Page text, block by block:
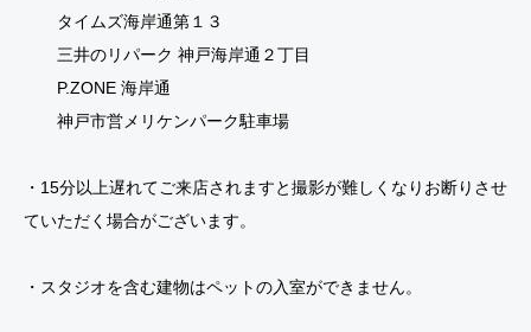
タイムズ海岸通第１３
三井のリパーク 神戸海岸通２丁目
P.ZONE 海岸通
神戸市営メリケンパーク駐車場
・15分以上遅れてご来店されますと撮影が難しくなりお断りさせ
ていただく場合がございます。
・スタジオを含む建物はペットの入室ができません。